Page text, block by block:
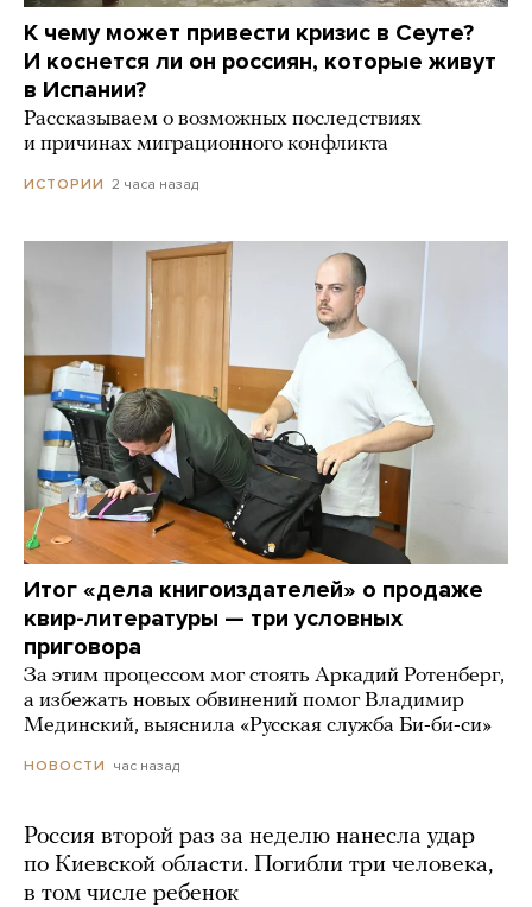
К чему может привести кризис в Сеуте?
И коснется ли он россиян, которые живут
в Испании?
Рассказываем о возможных последствиях
и причинах миграционного конфликта
ИСТОРИИ 2 часа назад
Итог «дела книгоиздателей» о продаже
квир-литературы — три условных
приговора
За этим процессом мог стоять Аркадий Ротенберг,
а избежать новых обвинений помог Владимир
Мединский, выяснила «Русская служба Би-би-си»
НОВОСТИ час назад
Россия второй раз за неделю нанесла удар
по Киевской области. Погибли три человека,
в том числе ребенок